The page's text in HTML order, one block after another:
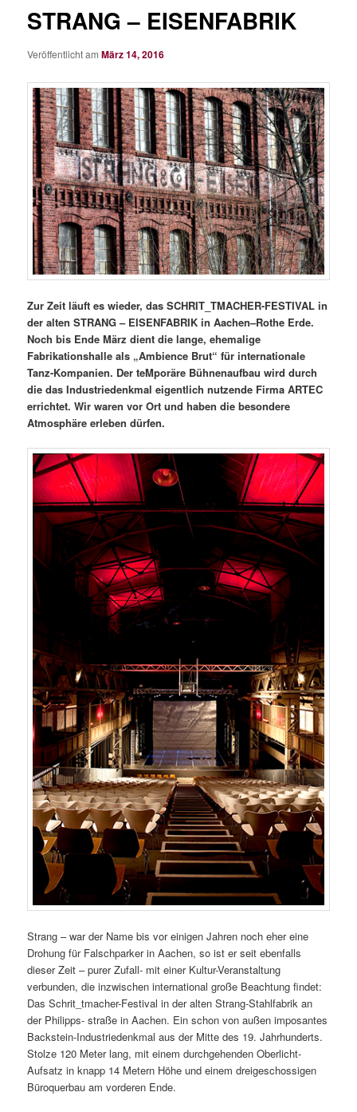
STRANG – EISENFABRIK
Veröffentlicht amMärz 14, 2016
Zur Zeit läuft es wieder, das SCHRIT_TMACHER-FESTIVAL in
der alten STRANG – EISENFABRIK in Aachen–Rothe Erde.
Noch bis Ende März dient die lange, ehemalige
Fabrikationshalle als „Ambience Brut“ für internationale
Tanz-Kompanien. Der teMporäre Bühnenaufbau wird durch
die das Industriedenkmal eigentlich nutzende Firma ARTEC
errichtet. Wir waren vor Ort und haben die besondere
Atmosphäre erleben dürfen.
Strang – war der Name bis vor einigen Jahren noch eher eine
Drohung für Falschparker in Aachen, so ist er seit ebenfalls
dieser Zeit – purer Zufall- mit einer Kultur-Veranstaltung
verbunden, die inzwischen international große Beachtung findet:
Das Schrit_tmacher-Festival in der alten Strang-Stahlfabrik an
der Philipps­- straße in Aachen. Ein schon von außen imposantes
Backstein-Industriedenkmal aus der Mitte des 19. Jahrhunderts.
Stolze 120 Meter lang, mit einem durchgehenden Oberlicht-
Aufsatz in knapp 14 Metern Höhe und einem dreigeschossigen
Büroquerbau am vorderen Ende.